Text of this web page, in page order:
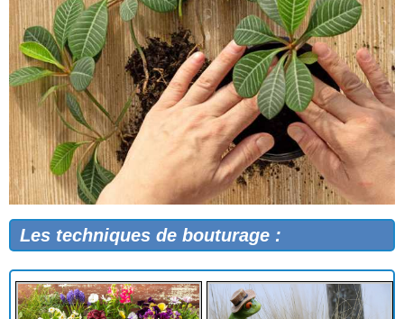
Les techniques de bouturage :